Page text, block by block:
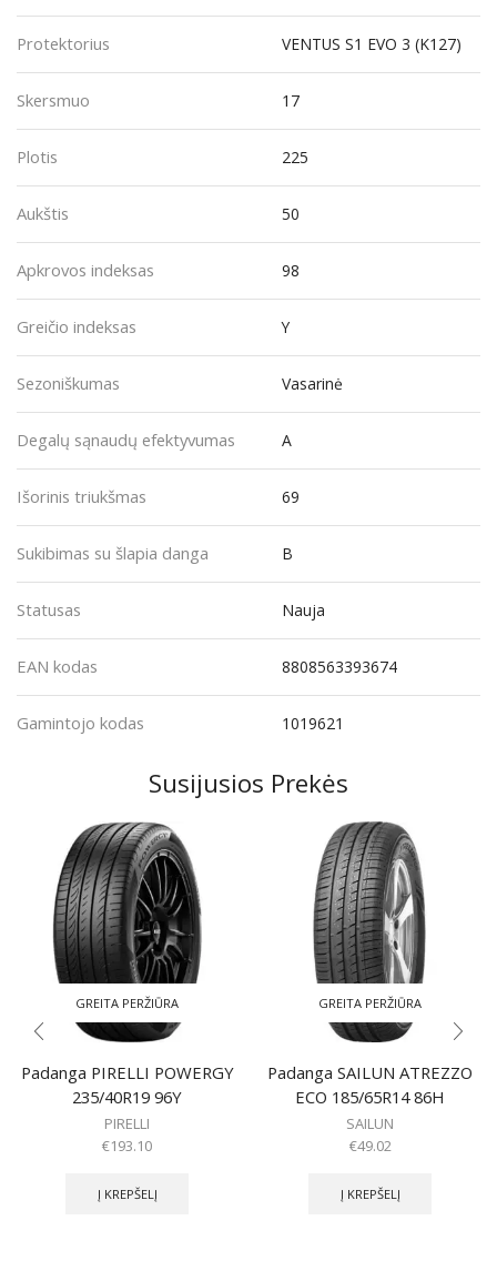
Protektorius VENTUS S1 EVO 3 (K127)
Skersmuo 17
Plotis 225
Aukštis 50
Apkrovos indeksas 98
Greičio indeksas Y
Sezoniškumas Vasarinė
Degalų sąnaudų efektyvumas A
Išorinis triukšmas 69
Sukibimas su šlapia danga B
Statusas Nauja
EAN kodas 8808563393674
Gamintojo kodas 1019621
Susijusios Prekės
GREITA PERŽIŪRA
Padanga PIRELLI POWERGY
235/40R19 96Y
PIRELLI
€193.10
Į KREPŠELĮ
GREITA PERŽIŪRA
Padanga SAILUN ATREZZO
ECO 185/65R14 86H
SAILUN
€49.02
Į KREPŠELĮ